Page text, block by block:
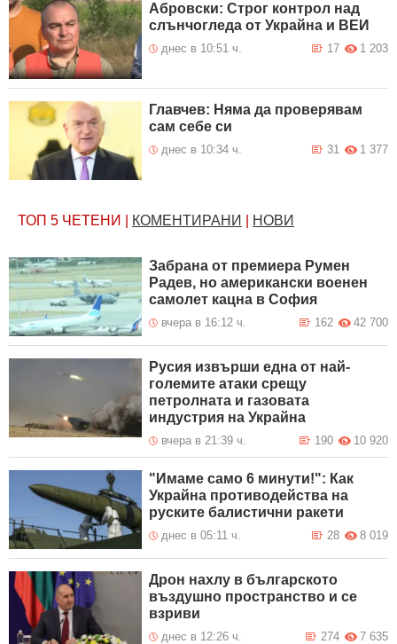
Абровски: Строг контрол над
слънчогледа от Украйна и ВЕИ
днес в 10:51 ч. 1 203
17
Главчев: Няма да проверявам
сам себе си
днес в 10:34 ч. 1 377
31
ТОП 5 ЧЕТЕНИ КОМЕНТИРАНИ НОВИ
Забрана от премиера Румен
Радев, но американски военен
самолет кацна в София
вчера в 16:12 ч. 42 700
162
Русия извърши една от най-
големите атаки срещу
петролната и газовата
индустрия на Украйна
вчера в 21:39 ч. 10 920
190
"Имаме само 6 минути!": Как
Украйна противодейства на
руските балистични ракети
днес в 05:11 ч. 8 019
28
Дрон нахлу в българското
въздушно пространство и се
взриви
днес в 12:26 ч. 7 635
274